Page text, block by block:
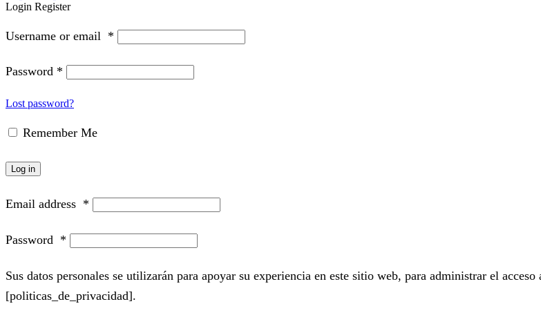
Login Register
Username or email *
Password *
Lost password?
Remember Me
Log in
Email address *
Password *
Sus datos personales se utilizarán para apoyar su experiencia en este sitio web, para administrar el
[politicas_de_privacidad].